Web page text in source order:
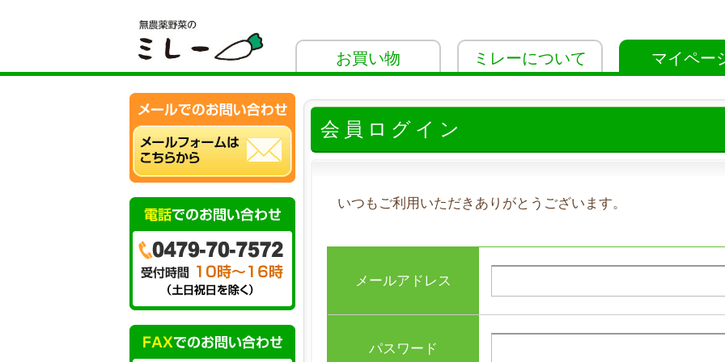
お買い物 ミレーについて マイペー
会員ログイン
いつもご利用いただきありがとうございます。
メールアドレス
パスワード